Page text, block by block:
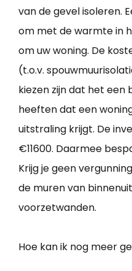
van de gevel isoleren.
om met de warmte in
om uw woning. De
(t.o.v.
kiezen zijn dat het
heeften dat een
uitstraling krijgt. De
€11600. Daarmee
Krijg je geen
de muren van
voorzetwanden.
Hoe kan ik nog meer